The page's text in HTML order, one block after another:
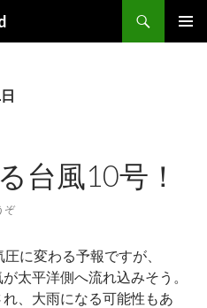
台風10号！
ぞ
に変わる予報ですが、
太平洋側へ流れ込みそう。
、大雨になる可能性もあ